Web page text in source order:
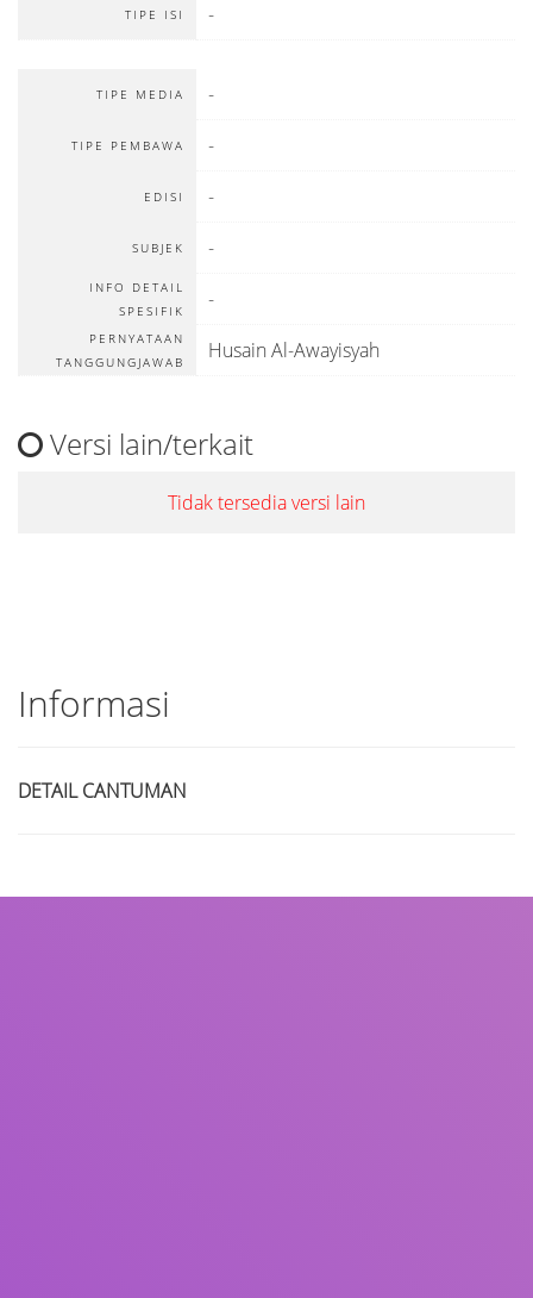
TIPE ISI -
TIPE MEDIA -
TIPE PEMBAWA -
EDISI -
SUBJEK -
INFO DETAIL
SPESIFIK
-
PERNYATAAN
TANGGUNGJAWAB
Husain Al-Awayisyah
Versi lain/terkait
Tidak tersedia versi lain
Informasi
DETAIL CANTUMAN